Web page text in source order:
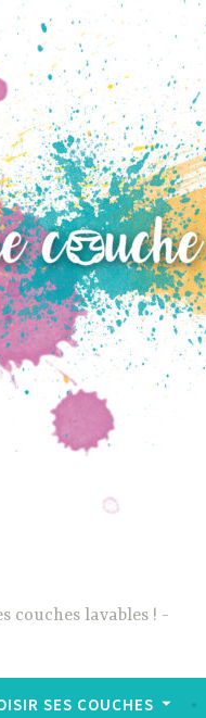
couches lavables !
SES COUCHES